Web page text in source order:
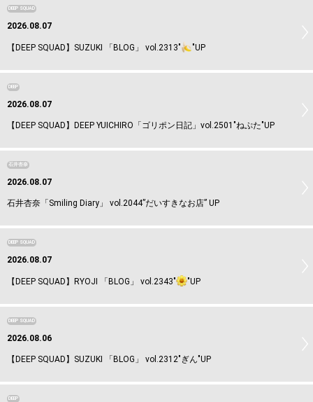
DEEP SQUAD
2026.08.07
【DEEP SQUAD】SUZUKI 「BLOG」 vol.2313" "UP
DEEP
2026.08.07
【DEEP SQUAD】DEEP YUICHIRO「ゴリポン日記」vol.2501"ねぷた"UP
石井杏奈
2026.08.07
石井杏奈「Smiling Diary」 vol.2044”だいすきなお店” UP
DEEP SQUAD
2026.08.07
【DEEP SQUAD】RYOJI 「BLOG」 vol.2343" "UP
DEEP SQUAD
2026.08.06
【DEEP SQUAD】SUZUKI 「BLOG」 vol.2312"ぎん"UP
DEEP